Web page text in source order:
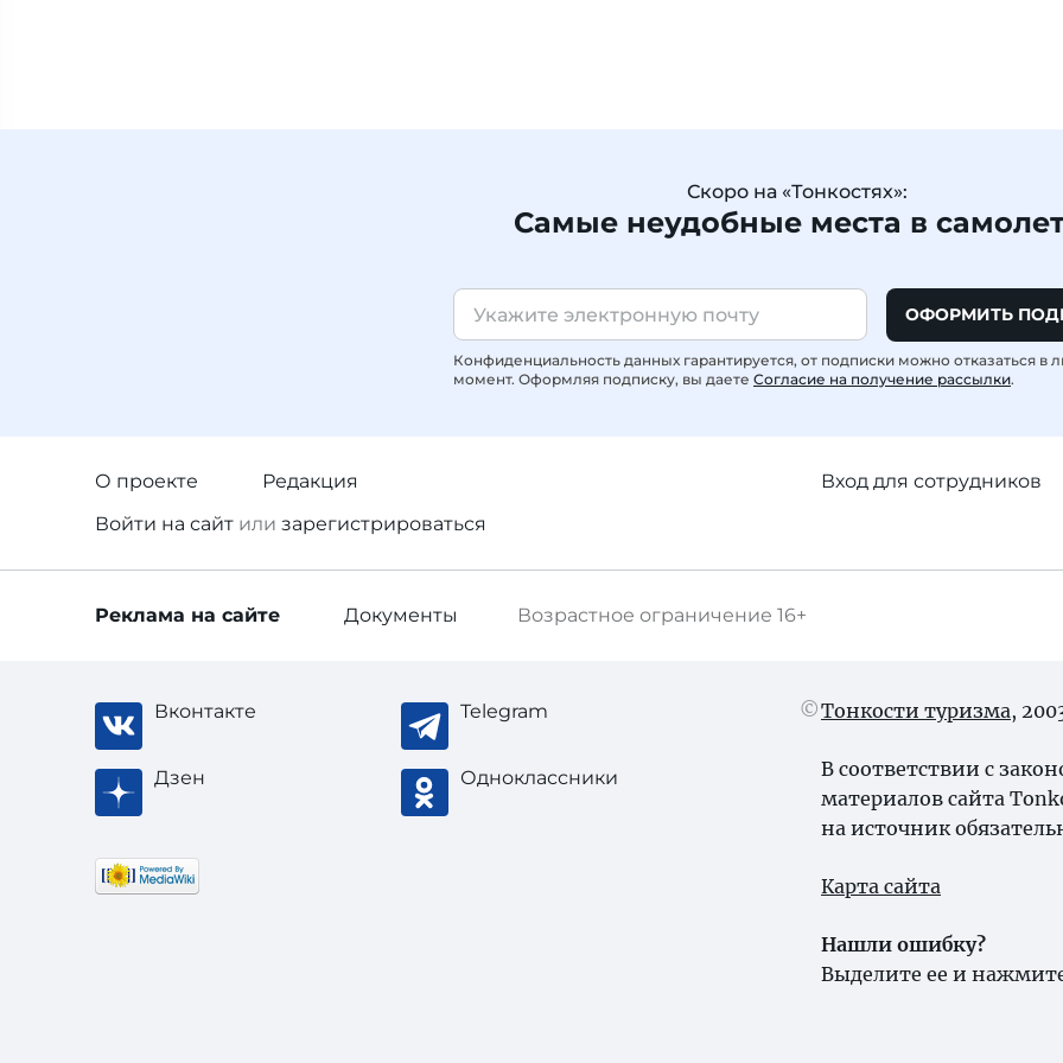
Скоро на «Тонкостях»:
Самые неудобные места в
ОФОРМИТЬ
Конфиденциальность данных гарантируется, от подписки можно отказаться в
момент. Оформляя подписку, вы даете Согласие на получение рассылки.
О проекте
Редакция
Войти на сайт или зарегистрироваться
Вход для сотрудников
Возрастное ограничение 16+
Реклама на сайте Документы
Вконтакте Telegram
Дзен Одноклассники
Тонкости туризма,
В соответствии с
материалов сайта
на источник
Карта сайта
Нашли ошибку?
Выделите ее и